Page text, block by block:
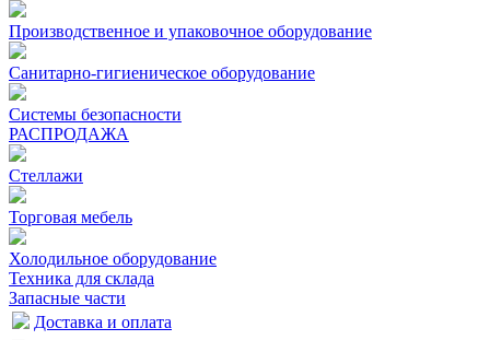
Производственное и упаковочное оборудование
Санитарно-гигиеническое оборудование
Системы безопасности
РАСПРОДАЖА
Стеллажи
Торговая мебель
Холодильное оборудование
Техника для склада
Запасные части
Доставка и оплата